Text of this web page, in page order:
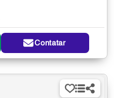
Contatar